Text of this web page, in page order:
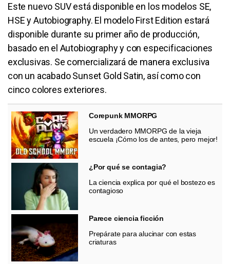
Este nuevo SUV está disponible en los modelos SE,
HSE y Autobiography. El modelo First Edition estará
disponible durante su primer año de producción,
basado en el Autobiography y con especificaciones
exclusivas. Se comercializará de manera exclusiva
con un acabado Sunset Gold Satin, así como con
cinco colores exteriores.
Corepunk MMORPG
Un verdadero MMORPG de la vieja
escuela ¡Cómo los de antes, pero mejor!
¿Por qué se contagia?
La ciencia explica por qué el bostezo es
contagioso
Parece ciencia ficción
Prepárate para alucinar con estas
criaturas